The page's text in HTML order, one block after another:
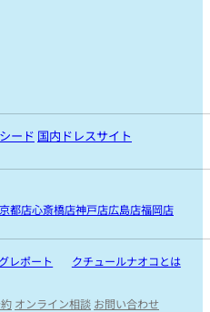
ディブ
ード 国内ドレスサイト
京都店心斎橋店神戸店広島店福岡店
レポート クチュールナオコとは
オンライン相談 お問い合わせ